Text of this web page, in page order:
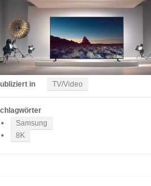
in TV/Video
Samsung
8K